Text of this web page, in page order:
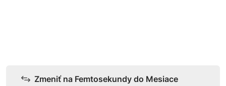
Zmeniť na Femtosekundy do Mesiace